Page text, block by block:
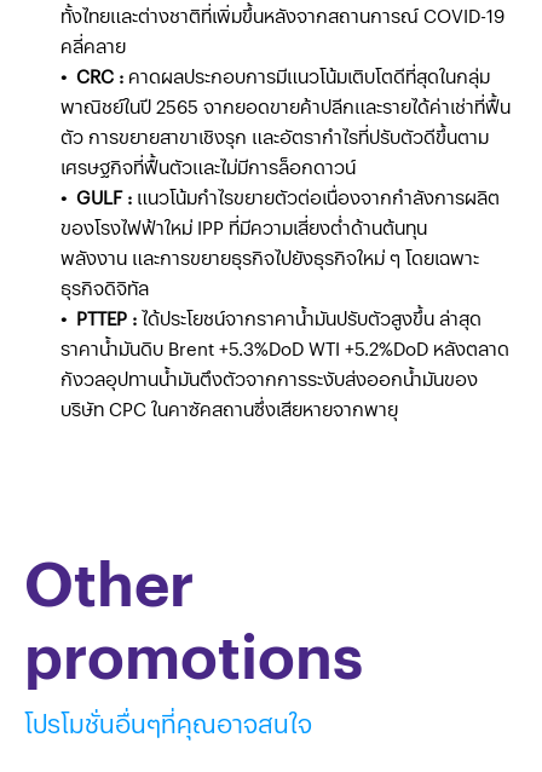
ทั้งไทยและต่างชาติที่เพิ่มขึ้นหลังจากสถานการณ์ COVID-19
คลี่คลาย
• CRC : คาดผลประกอบการมีแนวโน้มเติบโตดีที่สุดในกลุ่ม
พาณิชย์ในปี 2565 จากยอดขายค้าปลีกและรายได้ค่าเช่าที่ฟื้น
ตัว การขยายสาขาเชิงรุก และอัตรากำไรที่ปรับตัวดีขึ้นตาม
เศรษฐกิจที่ฟื้นตัวและไม่มีการล็อกดาวน์
• GULF : แนวโน้มกำไรขยายตัวต่อเนื่องจากกำลังการผลิต
ของโรงไฟฟ้าใหม่ IPP ที่มีความเสี่ยงต่ำด้านต้นทุน
พลังงาน และการขยายธุรกิจไปยังธุรกิจใหม่ ๆ โดยเฉพาะ
ธุรกิจดิจิทัล
• PTTEP :ได้ประโยชน์จากราคาน้ำมันปรับตัวสูงขึ้น ล่าสุด
ราคาน้ำมันดิบ Brent +5.3%DoD WTI +5.2%DoD หลังตลาด
กังวลอุปทานน้ำมันตึงตัวจากการระงับส่งออกน้ำมันของ
บริษัท CPC ในคาซัคสถานซึ่งเสียหายจากพายุ
Other
promotions
โปรโมชั่นอื่นๆที่คุณอาจสนใจ